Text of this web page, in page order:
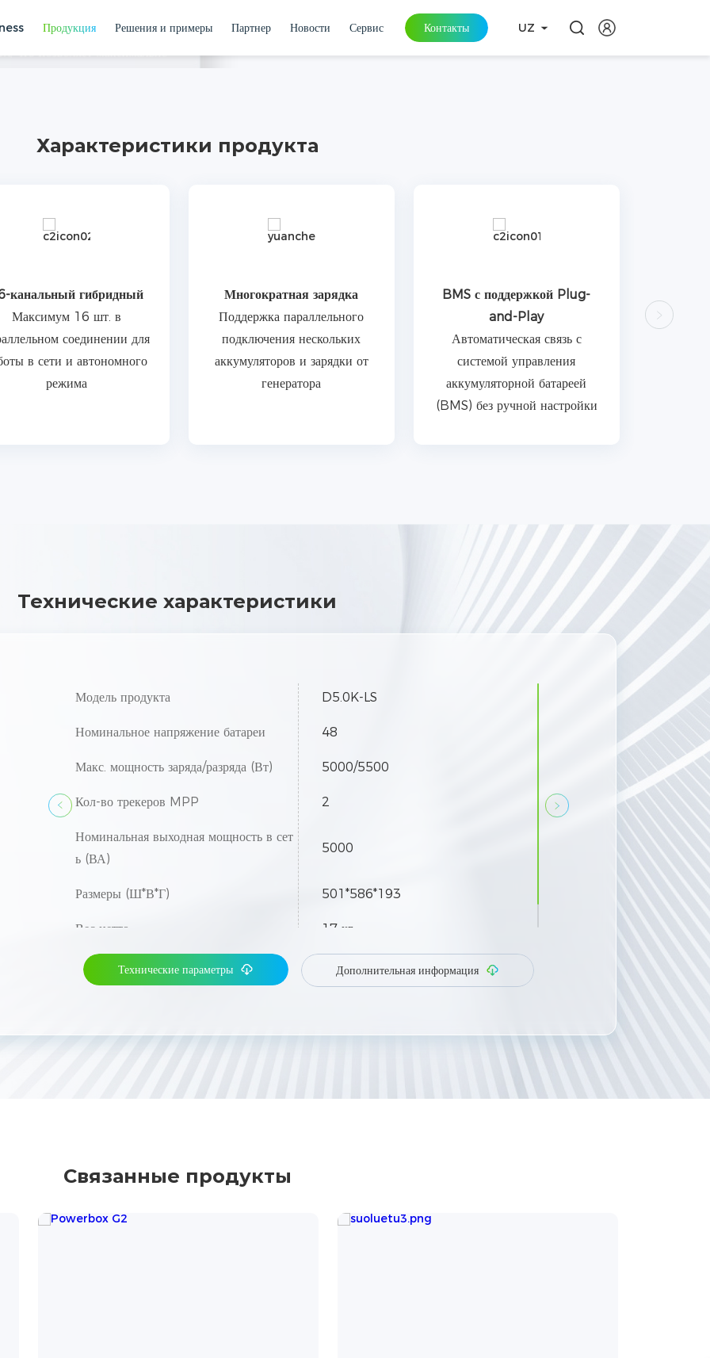
Продукция Решения и примеры Партнер Новости Сервис Контакты UZ
аккумуляторами
позволяет максимально
режим менее чем за 4 мс.
Характеристики продукта
канальный гибридный
Максимум 16 шт. в
соединении для
в сети и автономного
режима
Многократная зарядка
Поддержка параллельного
подключения нескольких
аккумуляторов и зарядки от
генератора
BMS с поддержкой Plug-
and-Play
Автоматическая связь с
системой управления
аккумуляторной батареей
(BMS) без ручной настройки
Технические характеристики
Модель продукта D5.0K-LS
Номинальное напряжение батареи 48
Макс. мощность заряда/разряда (Вт) 5000/5500
Кол-во трекеров MPP 2
Номинальная выходная мощность в сет
ь (ВА)
5000
Размеры (Ш*В*Г) 501*586*193
Вес нетто 17 кг
Модель продукта
Номинальное напряжение
Макс. мощность заряда/
Кол-во трекеров MPP
Номинальная выходная
Размеры (Ш*В*Г)
Технические параметры Дополнительная информация
Связанные продукты